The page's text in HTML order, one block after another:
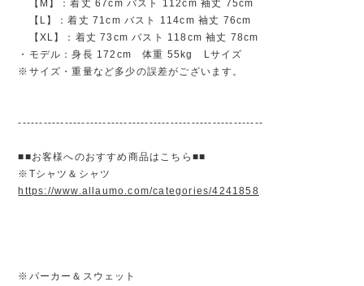
【M】：着丈 67cm バスト 112cm 袖丈 75cm
【L】：着丈 71cm バスト 114cm 袖丈 76cm
【XL】：着丈 73cm バスト 118cm 袖丈 78cm
・モデル：身長 172cm 体重 55kg Lサイズ
※サイズ・重量など多少の誤差がございます。
----------------------------------------------------------
■■お客様へのおすすめ商品はこちら■■
※Tシャツ＆シャツ
https://www.allaumo.com/categories/4241858
※パーカー＆スウェット